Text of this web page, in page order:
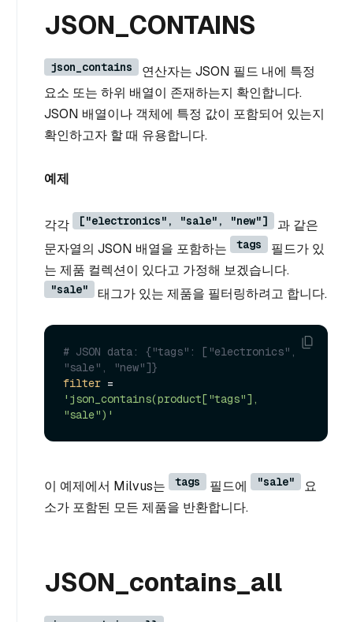
JSON_CONTAINS
json_contains
연산자는 JSON 필드 내에 특정
요소 또는 하위 배열이 존재하는지 확인합니다.
JSON 배열이나 객체에 특정 값이 포함되어 있는지
확인하고자 할 때 유용합니다.
예제
각각 ["electronics", "sale", "new"]
과 같은
문자열의 JSON 배열을 포함하는
tags
필드가 있
는 제품 컬렉션이 있다고 가정해 보겠습니다.
"sale" 태그가 있는 제품을 필터링하려고 합니다.
# JSON data: {"tags": ["electronics",
"sale", "new"]}
filter
'json_contains(product["tags"],
"sale")'
이 예제에서 Milvus는 tags 필드에 "sale"
요
소가 포함된 모든 제품을 반환합니다.
JSON_contains_all